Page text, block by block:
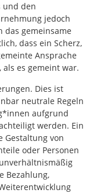
und den
jedoch
das gemeinsame
dass ein Scherz,
Ansprache
es gemeint war.
Dies ist
neutrale Regeln
aufgrund
werden. Ein
Gestaltung von
oder Personen
Bezahlung,